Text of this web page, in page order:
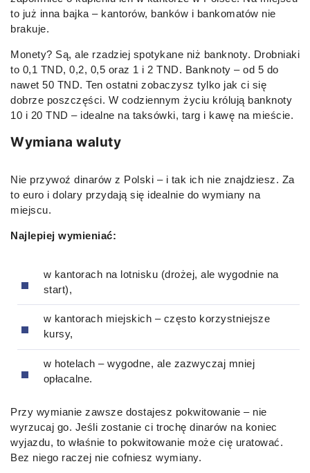
to już inna bajka – kantorów, banków i bankomatów nie
brakuje.
Monety? Są, ale rzadziej spotykane niż banknoty. Drobniaki
to 0,1 TND, 0,2, 0,5 oraz 1 i 2 TND. Banknoty – od 5 do
nawet 50 TND. Ten ostatni zobaczysz tylko jak ci się
dobrze poszczęści. W codziennym życiu królują banknoty
10 i 20 TND – idealne na taksówki, targ i kawę na mieście.
Wymiana waluty
Nie przywoź dinarów z Polski – i tak ich nie znajdziesz. Za
to euro i dolary przydają się idealnie do wymiany na
miejscu.
Najlepiej wymieniać:
w kantorach na lotnisku (drożej, ale wygodnie na
start),
w kantorach miejskich – często korzystniejsze
kursy,
w hotelach – wygodne, ale zazwyczaj mniej
opłacalne.
Przy wymianie zawsze dostajesz pokwitowanie – nie
wyrzucaj go. Jeśli zostanie ci trochę dinarów na koniec
wyjazdu, to właśnie to pokwitowanie może cię uratować.
Bez niego raczej nie cofniesz wymiany.